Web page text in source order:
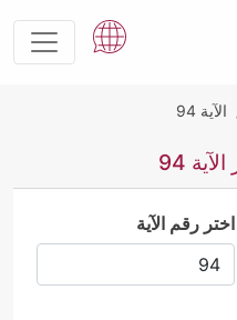
الآية 94
94
اختر رقم الآية